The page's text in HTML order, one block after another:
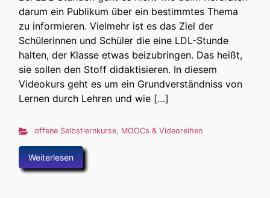
darum ein Publikum über ein bestimmtes Thema
zu informieren. Vielmehr ist es das Ziel der
Schülerinnen und Schüler die eine LDL-Stunde
halten, der Klasse etwas beizubringen. Das heißt,
sie sollen den Stoff didaktisieren. In diesem
Videokurs geht es um ein Grundverständniss von
Lernen durch Lehren und wie […]
offene Selbstlernkurse, MOOCs & Videoreihen
Weiterlesen